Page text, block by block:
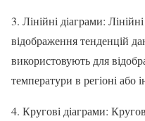
3. Лінійні діаграми:
відображення тенденцій
використовують для
температури в регіоні
4. Кругові діаграми: